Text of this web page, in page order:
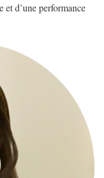
et d’une performance